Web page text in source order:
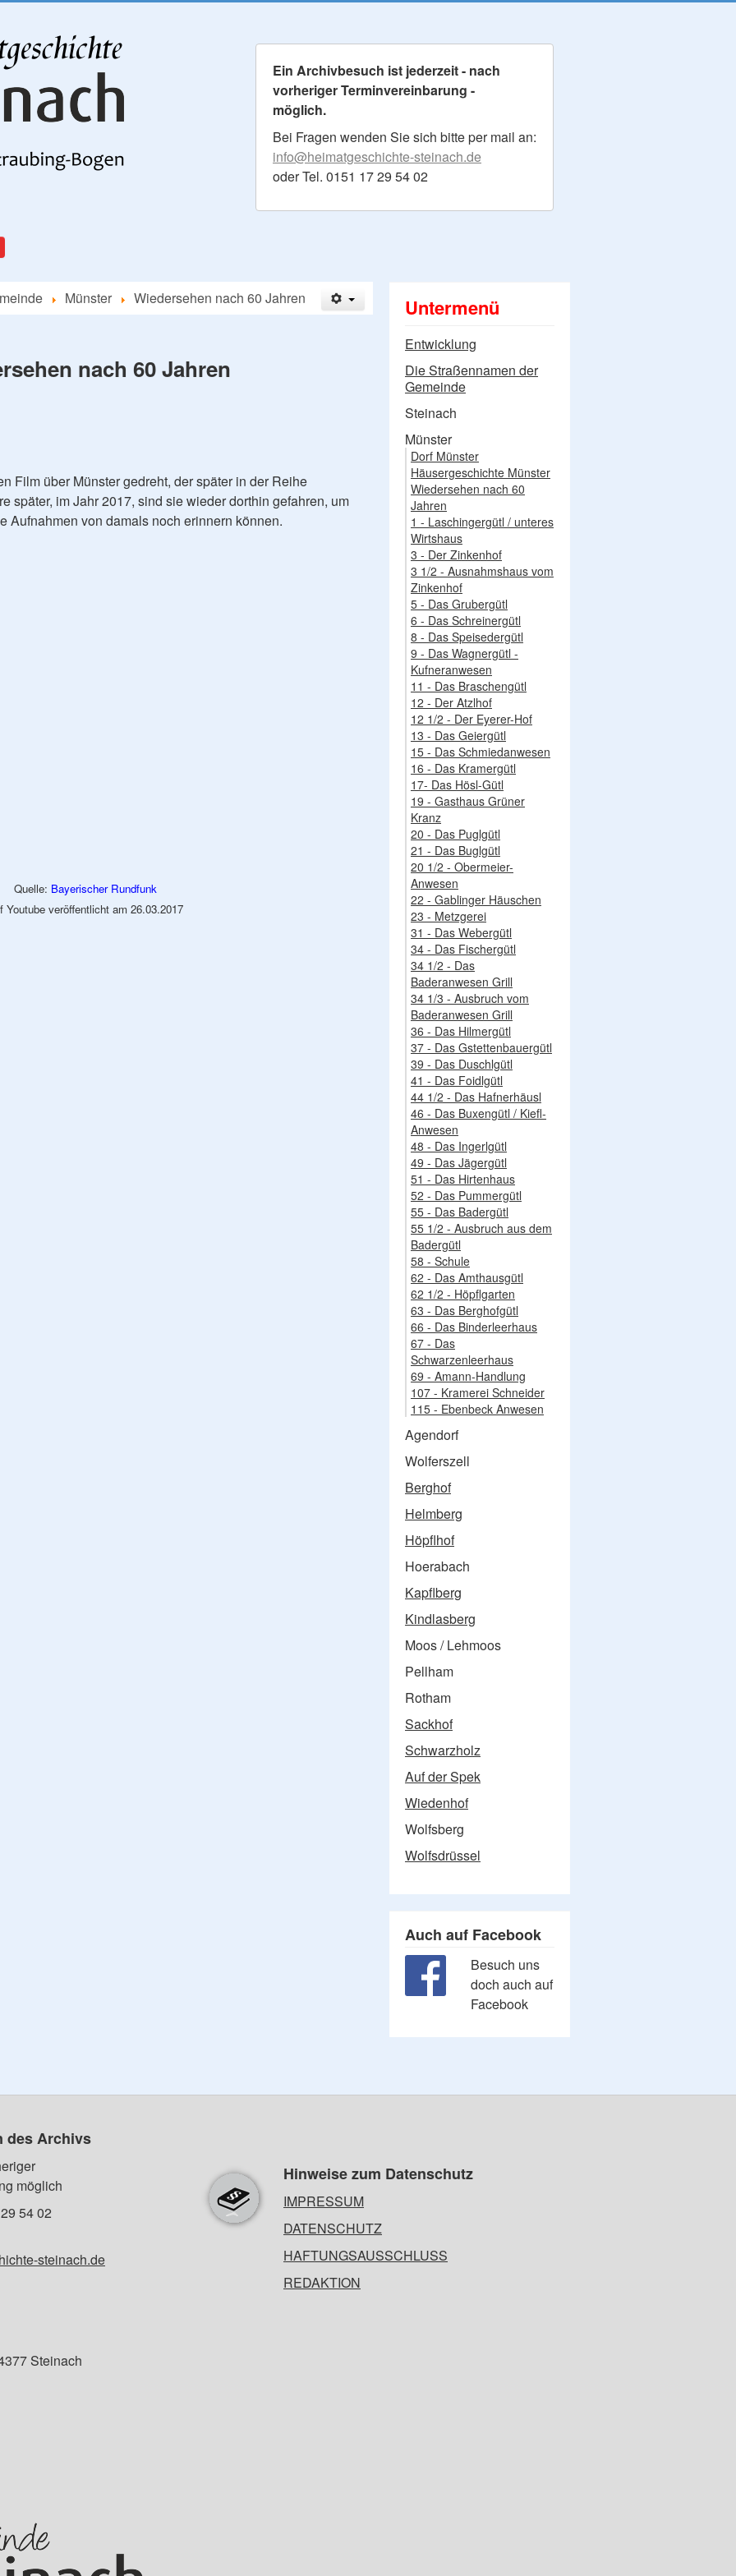
Ein Archivbesuch ist jederzeit - nach
vorheriger Terminvereinbarung -
möglich.
Bei Fragen wenden Sie sich bitte per mail an:
info@heimatgeschichte-steinach.de
oder Tel. 0151 17 29 54 02
Münster Wiedersehen nach 60 Jahren
nach 60 Jahren
Film über Münster gedreht, der später in der Reihe
später, im Jahr 2017, sind sie wieder dorthin gefahren, um
Aufnahmen von damals noch erinnern können.
Quelle: Bayerischer Rundfunk
Youtube veröffentlicht am 26.03.2017
Untermenü
Entwicklung
Die Straßennamen der
Gemeinde
Steinach
Münster
Dorf Münster
Häusergeschichte Münster
Wiedersehen nach 60
Jahren
1 - Laschingergütl / unteres
Wirtshaus
3 - Der Zinkenhof
3 1/2 - Ausnahmshaus vom
Zinkenhof
5 - Das Grubergütl
6 - Das Schreinergütl
8 - Das Speisedergütl
9 - Das Wagnergütl -
Kufneranwesen
11 - Das Braschengütl
12 - Der Atzlhof
12 1/2 - Der Eyerer-Hof
13 - Das Geiergütl
15 - Das Schmiedanwesen
16 - Das Kramergütl
17- Das Hösl-Gütl
19 - Gasthaus Grüner
Kranz
20 - Das Puglgütl
21 - Das Buglgütl
20 1/2 - Obermeier-
Anwesen
22 - Gablinger Häuschen
23 - Metzgerei
31 - Das Webergütl
34 - Das Fischergütl
34 1/2 - Das
Baderanwesen Grill
34 1/3 - Ausbruch vom
Baderanwesen Grill
36 - Das Hilmergütl
37 - Das Gstettenbauergütl
39 - Das Duschlgütl
41 - Das Foidlgütl
44 1/2 - Das Hafnerhäusl
46 - Das Buxengütl / Kiefl-
Anwesen
48 - Das Ingerlgütl
49 - Das Jägergütl
51 - Das Hirtenhaus
52 - Das Pummergütl
55 - Das Badergütl
55 1/2 - Ausbruch aus dem
Badergütl
58 - Schule
62 - Das Amthausgütl
62 1/2 - Höpflgarten
63 - Das Berghofgütl
66 - Das Binderleerhaus
67 - Das
Schwarzenleerhaus
69 - Amann-Handlung
107 - Kramerei Schneider
115 - Ebenbeck Anwesen
Agendorf
Wolferszell
Berghof
Helmberg
Höpflhof
Hoerabach
Kapflberg
Kindlasberg
Moos / Lehmoos
Pellham
Rotham
Sackhof
Schwarzholz
Auf der Spek
Wiedenhof
Wolfsberg
Wolfsdrüssel
Auch auf Facebook
Besuch uns
doch auch auf
Facebook
des Archivs
möglich
54 02
steinach.de
Steinach
Hinweise zum Datenschutz
IMPRESSUM
DATENSCHUTZ
HAFTUNGSAUSSCHLUSS
REDAKTION